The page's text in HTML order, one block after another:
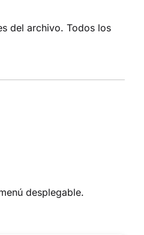
del archivo. Todos los
desplegable.